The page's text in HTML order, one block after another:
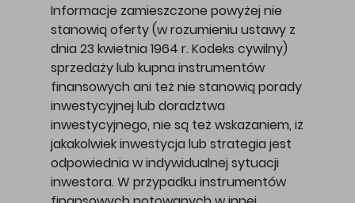
Informacje zamieszczone powyżej nie
stanowią oferty (w rozumieniu ustawy z
dnia 23 kwietnia 1964 r. Kodeks cywilny)
sprzedaży lub kupna instrumentów
finansowych ani też nie stanowią porady
inwestycyjnej lub doradztwa
inwestycyjnego, nie są też wskazaniem, iż
jakakolwiek inwestycja lub strategia jest
odpowiednia w indywidualnej sytuacji
inwestora. W przypadku instrumentów